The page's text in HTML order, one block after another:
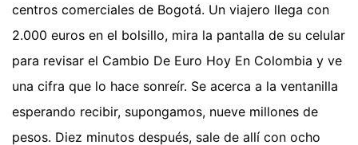
centros comerciales de Bogotá. Un viajero llega con
2.000 euros en el bolsillo, mira la pantalla de su celular
para revisar el Cambio De Euro Hoy En Colombia y ve
una cifra que lo hace sonreír. Se acerca a la ventanilla
esperando recibir, supongamos, nueve millones de
pesos. Diez minutos después, sale de allí con ocho